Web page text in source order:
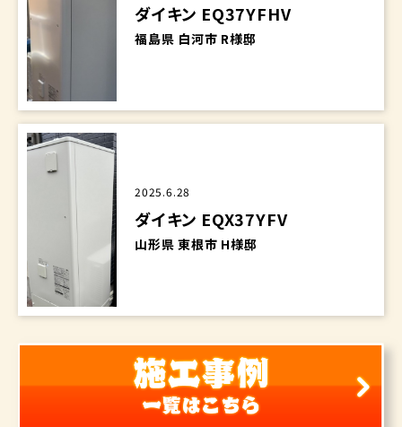
ダイキン EQ37YFHV
福島県 白河市 R様邸
2025.6.28
ダイキン EQX37YFV
山形県 東根市 H様邸